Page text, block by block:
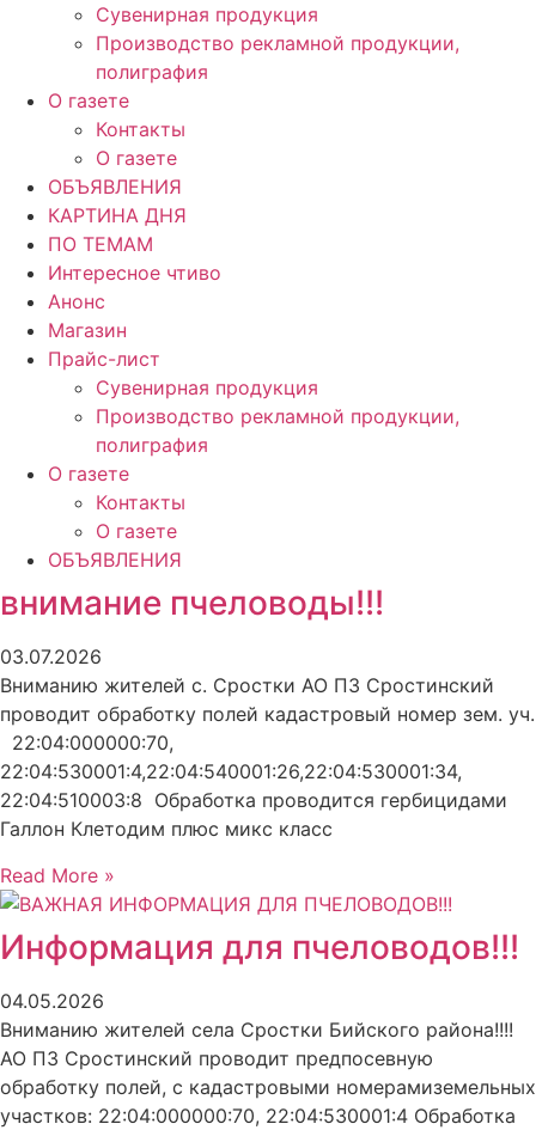
Сувенирная продукция
Производство рекламной продукции,
полиграфия
О газете
Контакты
О газете
ОБЪЯВЛЕНИЯ
КАРТИНА ДНЯ
ПО ТЕМАМ
Интересное чтиво
Анонс
Магазин
Прайс-лист
Сувенирная продукция
Производство рекламной продукции,
полиграфия
О газете
Контакты
О газете
ОБЪЯВЛЕНИЯ
внимание пчеловоды!!!
03.07.2026
Вниманию жителей с. Сростки АО ПЗ Сростинский
проводит обработку полей кадастровый номер зем. уч.
22:04:000000:70,
22:04:530001:4,22:04:540001:26,22:04:530001:34,
22:04:510003:8 Обработка проводится гербицидами
Галлон Клетодим плюс микс класс
Read More »
Информация для пчеловодов!!!
04.05.2026
Вниманию жителей села Сростки Бийского района!!!!
АО ПЗ Сростинский проводит предпосевную
обработку полей, с кадастровыми номерамиземельных
участков: 22:04:000000:70, 22:04:530001:4 Обработка